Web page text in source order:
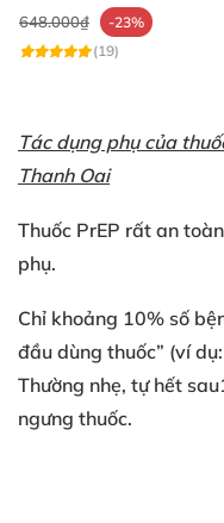
648.000₫
-23%
(19)
Tác dụng phụ của
Thanh Oai
Thuốc PrEP rất an
phụ.
Chỉ khoảng 10% số
đầu dùng thuốc” (ví
Thường nhẹ, tự hết
ngưng thuốc.